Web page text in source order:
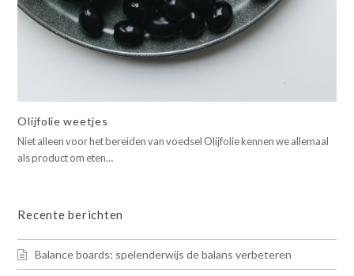
Olijfolie weetjes
Niet alleen voor het bereiden van voedsel Olijfolie kennen we allemaal
als product om eten…
Recente berichten
Balance boards: spelenderwijs de balans verbeteren